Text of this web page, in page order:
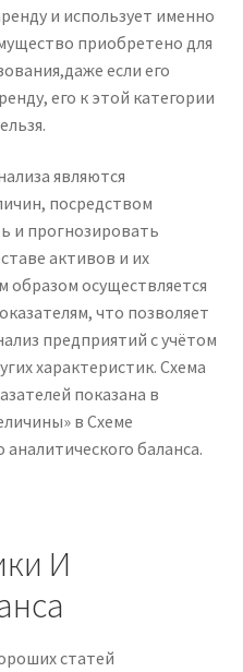
и использует именно
приобретено для
если его
его к этой категории
являются
посредством
и прогнозировать
активов и их
образом осуществляется
что позволяет
предприятий с учётом
характеристик. Схема
показана в
в Схеме
баланса.
И
статей